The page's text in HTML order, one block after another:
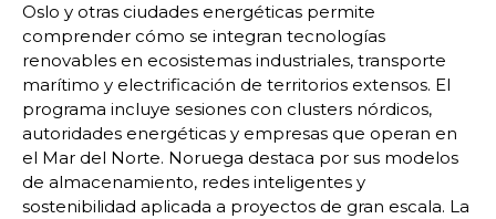
Oslo y otras ciudades energéticas permite
comprender cómo se integran tecnologías
renovables en ecosistemas industriales, transporte
marítimo y electrificación de territorios extensos. El
programa incluye sesiones con clusters nórdicos,
autoridades energéticas y empresas que operan en
el Mar del Norte. Noruega destaca por sus modelos
de almacenamiento, redes inteligentes y
sostenibilidad aplicada a proyectos de gran escala. La